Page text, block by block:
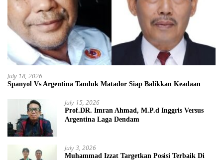
July 18, 2026
Spanyol Vs Argentina Tanduk Matador Siap Balikkan Keadaan
July 15, 2026
Prof.DR. Imran Ahmad, M.P.d Inggris Versus
Argentina Laga Dendam
July 3, 2026
Muhammad Izzat Targetkan Posisi Terbaik Di